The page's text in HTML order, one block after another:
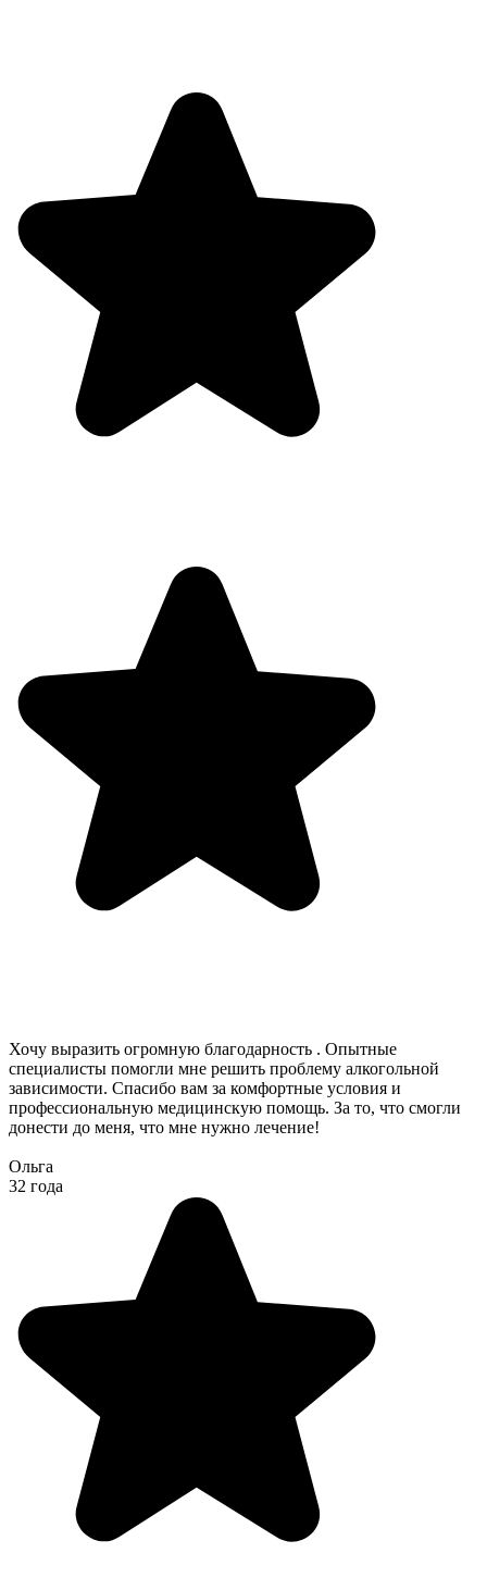
Хочу выразить огромную благодарность . Опытные
специалисты помогли мне решить проблему алкогольной
зависимости. Спасибо вам за комфортные условия и
профессиональную медицинскую помощь. За то, что смогли
донести до меня, что мне нужно лечение!
Ольга
32 года